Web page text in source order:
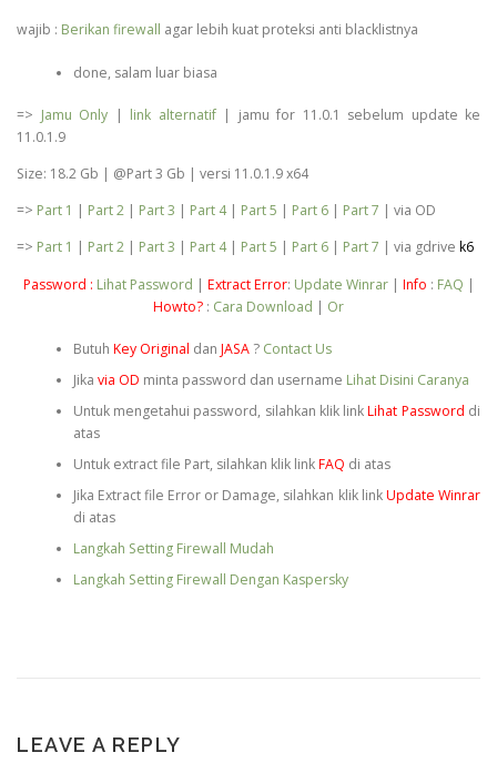
wajib : Berikan firewall agar lebih kuat proteksi anti blacklistnya
done, salam luar biasa
=> Jamu Only | link alternatif| jamu for 11.0.1 sebelum update ke
11.0.1.9
Size: 18.2 Gb | @Part 3 Gb | versi 11.0.1.9 x64
=> Part 1 | Part 2 | Part 3 | Part 4| Part 5 | Part 6 | Part 7 | via OD
=> Part 1 Part 2 Part 3 Part 4| Part 5 Part 6 Part 7 | via gdrive k6
Password : Lihat Password | Extract Error: Update Winrar| Info : FAQ |
Howto? : Cara Download | Or
Butuh Key Original dan JASA? Contact Us
Jika via OD minta password dan username Lihat Disini Caranya
Untuk mengetahui password, silahkan klik linkLihat Password di
atas
Untuk extract file Part, silahkan klik linkFAQ di atas
Jika Extract file Error or Damage, silahkan klik linkUpdate Winrar
di atas
Langkah Setting Firewall Mudah
Langkah Setting Firewall Dengan Kaspersky
LEAVE A REPLY